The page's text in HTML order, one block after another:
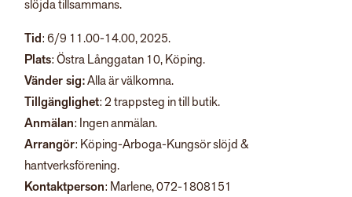
slöjda tillsammans.
Tid: 6/9 11.00-14.00, 2025.
Plats: Östra Långgatan 10, Köping.
Vänder sig:Alla är välkomna.
Tillgänglighet: 2 trappsteg in till butik.
Anmälan: Ingen anmälan.
Arrangör: Köping-Arboga-Kungsör slöjd &
hantverksförening.
Kontaktperson: Marlene, 072-1808151